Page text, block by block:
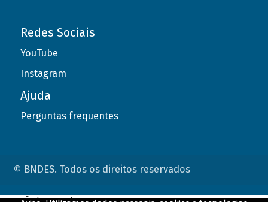
Redes Sociais
YouTube
Instagram
Ajuda
Perguntas frequentes
© BNDES. Todos os direitos reservados